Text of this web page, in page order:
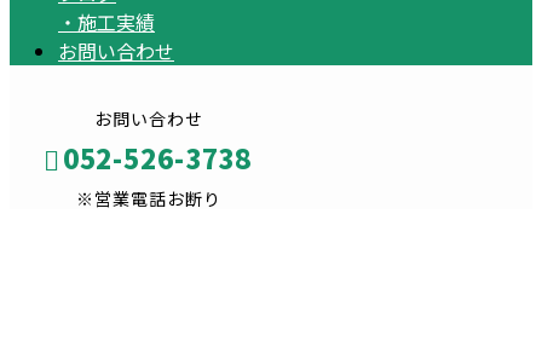
・ 施工実績
お問い合わせ
お問い合わせ
052-526-3738
※営業電話お断り